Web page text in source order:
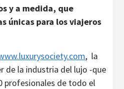
y a medida, que
únicas para los viajeros
, la
de la industria del lujo -que
profesionales de todo el